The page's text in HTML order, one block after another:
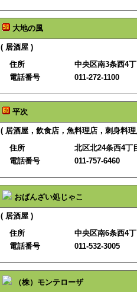
大地の風
( 居酒屋 )
住所
中央区南3条西4
電話番号
011-272-1100
平次
( 居酒屋，飲食店，魚料理店，刺身料
住所
北区北24条西4丁
電話番号
011-757-6460
おばんざい処じゃこ
( 居酒屋 )
住所
中央区南6条西4
電話番号
011-532-3005
（株）モンテローザ